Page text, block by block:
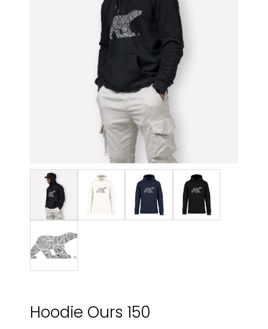
Hoodie Ours 150